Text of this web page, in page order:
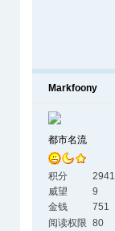
Markfoony
都市名流
积分
2941
威望
9
金钱
751
阅读权限 80